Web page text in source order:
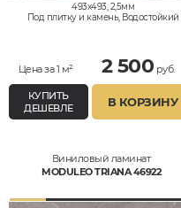
493x493, 2,5мм
Под плитку и камень, Водостойкий
Цена за 1 м² 2 500 руб.
КУПИТЬ
ДЕШЕВЛЕ
В КОРЗИНУ
Виниловый ламинат
MODULEO TRIANA 46922